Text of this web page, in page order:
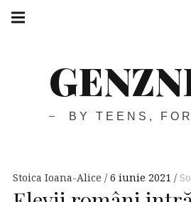
BY TEENS,
Stoica Ioana-Alice 6 iunie 2021